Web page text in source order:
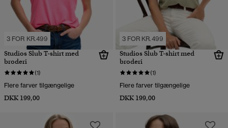
3 FOR KR.499
Studios Slub T-shirt med
broderi
(1)
Flere farver tilgængelige
DKK 199,00
3 FOR KR.499
Studios Slub T-shirt med
broderi
(1)
Flere farver tilgængelige
DKK 199,00